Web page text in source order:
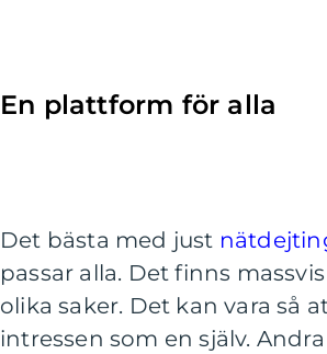
En plattform för alla
Det bästa med just
passar alla. Det finns
olika saker. Det kan vara så
intressen som en själv.